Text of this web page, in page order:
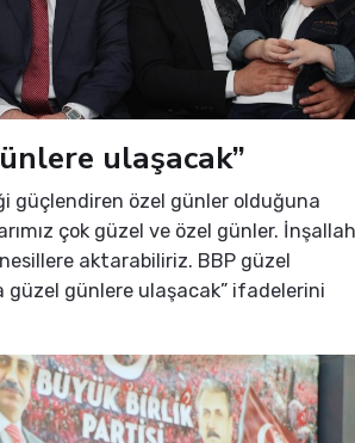
ulaşacak”
güçlendiren özel günler olduğuna
çok güzel ve özel günler. İnşallah
aktarabiliriz. BBP güzel
günlere ulaşacak” ifadelerini